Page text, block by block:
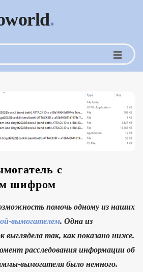
.
с
шифром
помочь одному из наших
вымогателем. Одна из
выглядела так, как показано ниже.
расследования информации об
вымогателя было немного.